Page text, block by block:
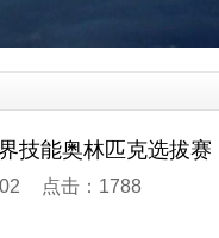
技能奥林匹克选拔赛
点击：1788